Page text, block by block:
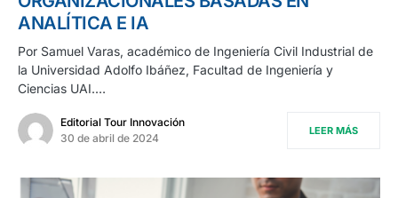
ANALÍTICA E IA
Por Samuel Varas, académico de Ingeniería Civil Industrial de
la Universidad Adolfo Ibáñez, Facultad de Ingeniería y
Ciencias UAI.…
Editorial Tour Innovación
30 de abril de 2024
LEER MÁS